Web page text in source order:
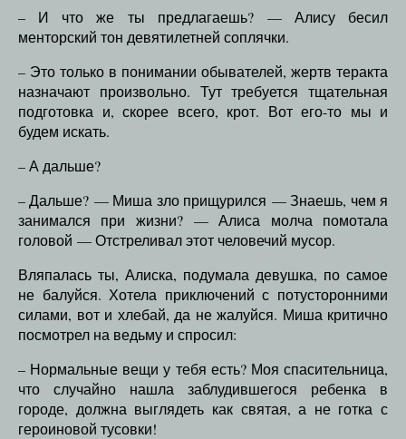
– И что же ты предлагаешь? — Алису бесил
менторский тон девятилетней соплячки.
– Это только в понимании обывателей, жертв теракта
назначают произвольно. Тут требуется тщательная
подготовка и, скорее всего, крот. Вот его-то мы и
будем искать.
– А дальше?
– Дальше? — Миша зло прищурился — Знаешь, чем я
занимался при жизни? — Алиса молча помотала
головой — Отстреливал этот человечий мусор.
Вляпалась ты, Алиска, подумала девушка, по самое
не балуйся. Хотела приключений с потусторонними
силами, вот и хлебай, да не жалуйся. Миша критично
посмотрел на ведьму и спросил:
– Нормальные вещи у тебя есть? Моя спасительница,
что случайно нашла заблудившегося ребенка в
городе, должна выглядеть как святая, а не готка с
героиновой тусовки!